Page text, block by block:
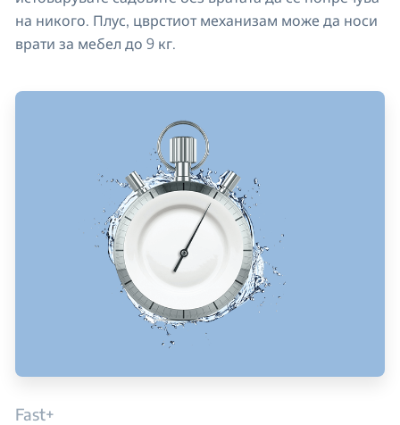
на никого. Плус, цврстиот механизам може да носи
врати за мебел до 9 кг.
Fast+